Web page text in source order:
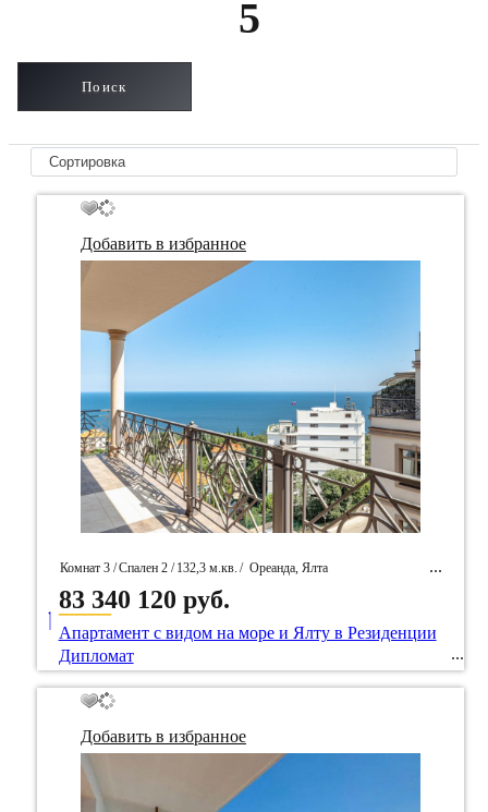
5
Добавить в избранное
Комнат 3 /Спален 2 / 132,3 м.кв. / Ореанда, Ялта
/ Идентификатор собственность 96349
83 340 120 руб.
____
Апартамент с видом на море и Ялту в Резиденции
Дипломат
Добавить в избранное